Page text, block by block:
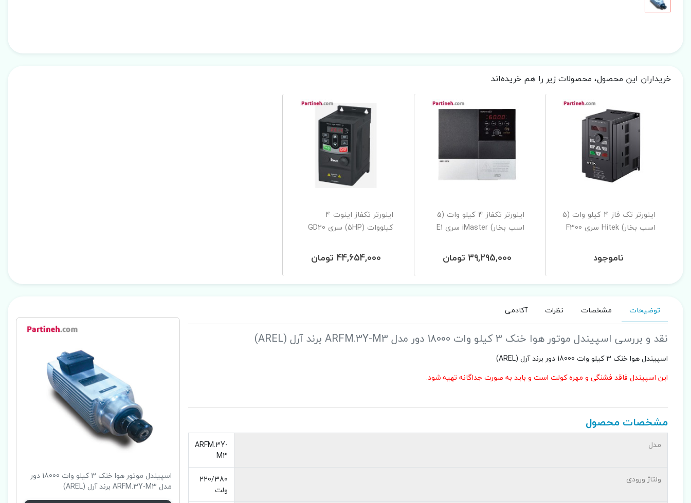
خریداران این محصول، محصولات زیر را هم خریده‌اند
اینورتر تک فاز 4 کیلو وات (5
اسب بخار) Hitek سری F300
ناموجود
اینورتر تکفاز 4 کیلو وات (5
اسب بخار) iMaster سری E1
39,295,000 تومان
اینورتر تکفاز اینوت 4
کیلووات (5HP) سری GD20
44,654,000 تومان
توضیحات مشخصات نظرات آکادمی
نقد و بررسی اسپیندل موتور هوا خنک 3 کیلو وات 18000 دور مدل ARFM.3Y-M3 برند آرل (AREL)
اسپیندل هوا خنک 3 کیلو وات 18000 دور برند آرل (AREL)
این اسپیندل فاقد فشنگی و مهره کولت است و باید به صورت جداگانه تهیه شود.
مشخصات محصول
مدل
ARFM.3Y-
M3
ولتاژ ورودی
220/380
ولت
اسپیندل موتور هوا خنک 3 کیلو وات 18000 دور
مدل ARFM.3Y-M3 برند آرل (AREL)